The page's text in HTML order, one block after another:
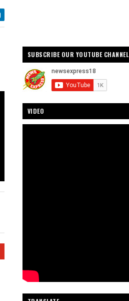
SUBSCRIBE OUR YOUTUBE CHANNEL
VIDEO